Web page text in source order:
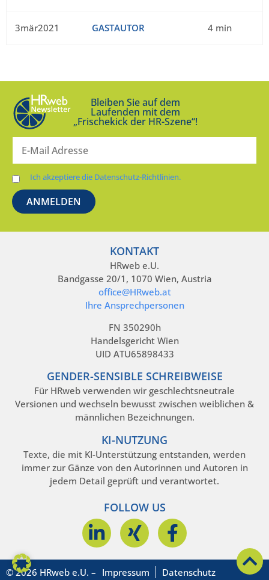
3mär2021 GASTAUTOR 4 min
Bleiben Sie auf dem
Laufenden mit dem
„Frischekick der HR-Szene“!
Ich akzeptiere die Datenschutz-Richtlinien.
KONTAKT
HRweb e.U.
Bandgasse 20/1, 1070 Wien, Austria
office@HRweb.at
Ihre Ansprechpersonen
FN 350290h
Handelsgericht Wien
UID ATU65898433
GENDER-SENSIBLE SCHREIBWEISE
Für HRweb verwenden wir geschlechtsneutrale
Versionen und wechseln bewusst zwischen weiblichen &
männlichen Bezeichnungen.
KI-NUTZUNG
Texte, die mit KI-Unterstützung entstanden, werden
immer zur Gänze von den Autorinnen und Autoren in
jedem Detail geprüft und verantwortet.
FOLLOW US
© 2026 HRweb e.U. – Impressum Datenschutz